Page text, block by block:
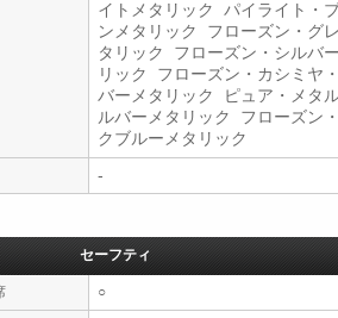
イトメタリック パイライト・
ンメタリック フローズン・グ
タリック フローズン・シルバ
リック フローズン・カシミヤ
バーメタリック ピュア・メタ
ルバーメタリック フローズン
クブルーメタリック
-
セーフティ
○